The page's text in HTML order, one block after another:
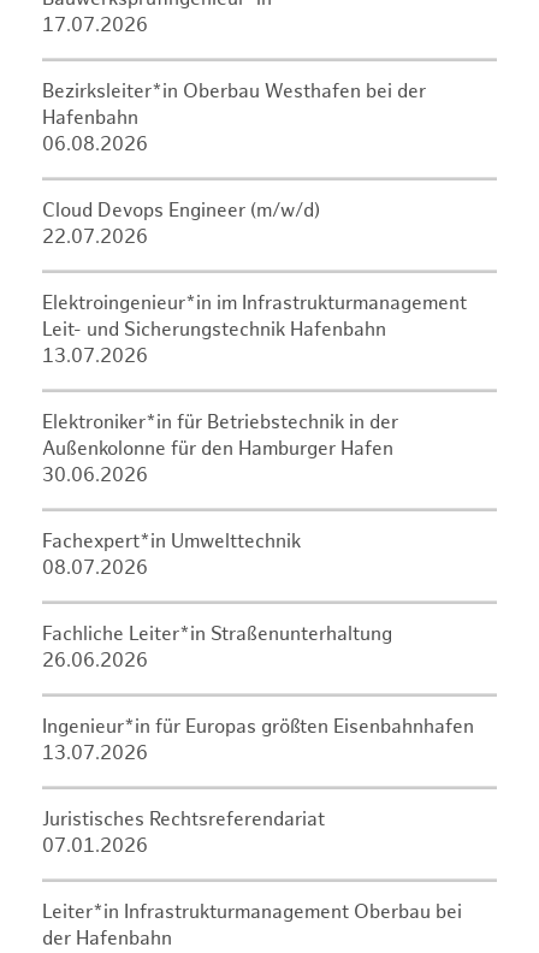
17.07.2026
Bezirksleiter*in Oberbau Westhafen bei der
Hafenbahn
06.08.2026
Cloud Devops Engineer (m/w/d)
22.07.2026
Elektroingenieur*in im Infrastrukturmanagement
Leit- und Sicherungstechnik Hafenbahn
13.07.2026
Elektroniker*in für Betriebstechnik in der
Außenkolonne für den Hamburger Hafen
30.06.2026
Fachexpert*in Umwelttechnik
08.07.2026
Fachliche Leiter*in Straßenunterhaltung
26.06.2026
Ingenieur*in für Europas größten Eisenbahnhafen
13.07.2026
Juristisches Rechtsreferendariat
07.01.2026
Leiter*in Infrastrukturmanagement Oberbau bei
der Hafenbahn